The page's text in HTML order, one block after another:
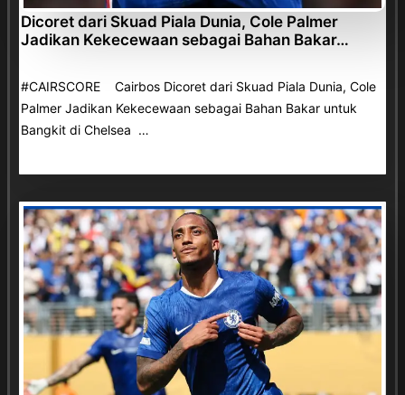
Dicoret dari Skuad Piala Dunia, Cole Palmer
Jadikan Kekecewaan sebagai Bahan Bakar…
#CAIRSCORE Cairbos Dicoret dari Skuad Piala Dunia, Cole
Palmer Jadikan Kekecewaan sebagai Bahan Bakar untuk
Bangkit di Chelsea …